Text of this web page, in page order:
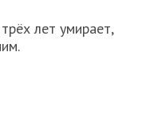
лет умирает,